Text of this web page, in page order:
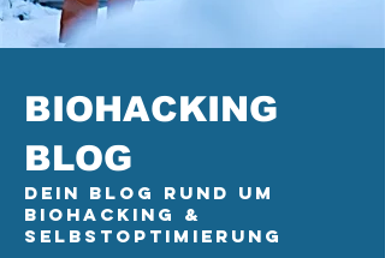
BIOHACKING
BLOG
Dein Blog rund um
Biohacking &
Selbstoptimierung